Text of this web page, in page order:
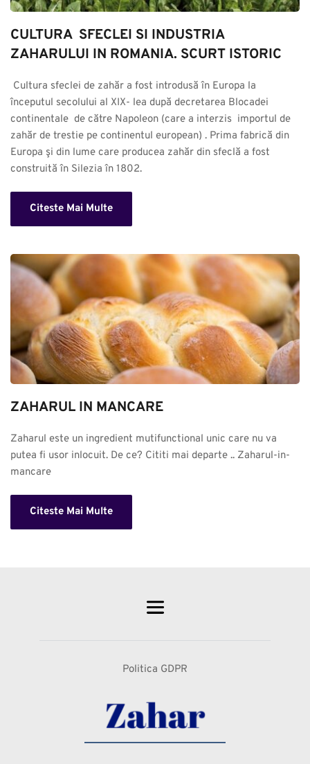
CULTURA  SFECLEI SI INDUSTRIA
ZAHARULUI IN ROMANIA. SCURT ISTORIC
începutul secolului al XIX- lea după decretarea Blocadei
continentale  de către Napoleon (care a interzis  importul de
zahăr de trestie pe continentul european) . Prima fabrică din
Europa şi din lume care producea zahăr din sfeclă a fost
construită în Silezia în 1802.
Citeste Mai Multe
ZAHARUL IN MANCARE
Zaharul este un ingredient mutifunctional unic care nu va
putea fi usor inlocuit. De ce? Cititi mai departe .. Zaharul-in-
mancare
Citeste Mai Multe
Politica GDPR